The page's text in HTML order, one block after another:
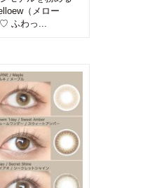
（メロー
♡ ふわっ...